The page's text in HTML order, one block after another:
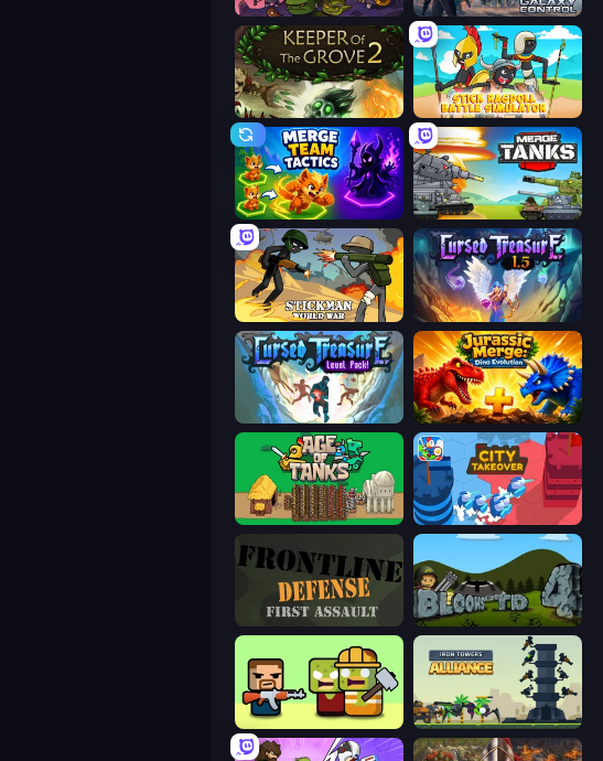
Raid Heroes: Dark Side Galaxy Control: 3D Strategy
Keeper of the Grove 2 Stick Ragdoll Battle Simulator
Merge Team Tactics Merge Master Tanks: Tank Wars
Stickman World War Cursed Treasure 1.5
Cursed Treasure Level Pack Jurassic Merge: Dino Evolution
Age of Tanks Warriors: TD War City Takeover
Frontline Defense Bloons Tower Defense 4
Zombie Horde: Build & Survive Iron Towers Alliance